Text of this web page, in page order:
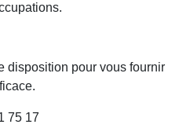
disposition pour vous fournir
75 17